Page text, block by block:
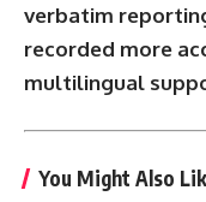
verbatim
recorded more
multilingual
You Might Also